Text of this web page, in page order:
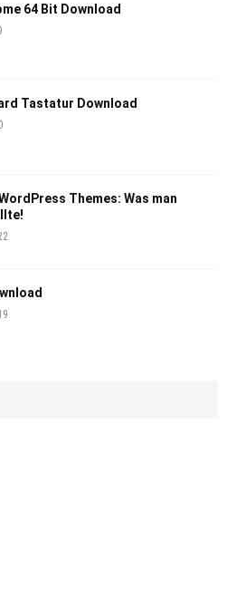
64 Bit Download
Tastatur Download
Themes: Was man